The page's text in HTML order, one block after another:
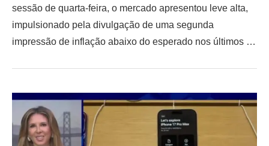
sessão de quarta-feira, o mercado apresentou leve alta,
impulsionado pela divulgação de uma segunda
impressão de inflação abaixo do esperado nos últimos …